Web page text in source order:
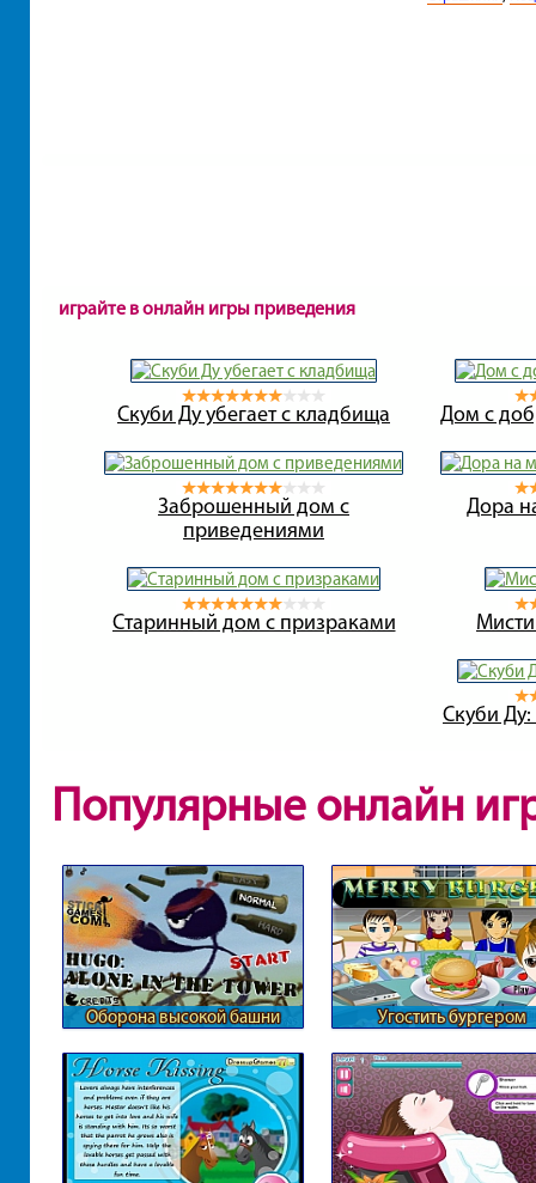
играйте в онлайн игры приведения
Скуби Ду убегает с кладбища Дом с
Заброшенный дом с
приведениями
Дора
Старинный дом с призраками
Скуби Ду:
Популярные онлайн
Оборона высокой башни Угостить бургером